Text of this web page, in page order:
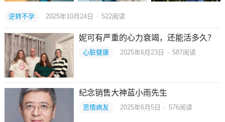
逆转不孕 2025年10月24日 · 522阅读
妮可有严重的心力衰竭，还能活多久？
心脏健康 2025年6月23日 · 587阅读
纪念销售大神蓝小雨先生
悲情病友 2025年6月5日 · 576阅读